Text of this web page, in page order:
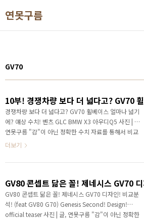
연못구름
GV70
경쟁차량 보다 더 넓다고? GV70 휠베이스 얼마나 넓기
에? 얘상 수치! 벤츠 GLC BMW X3 아우디Q5 사진 | 글,
연못구름 "감"이 아닌 정확한 수치 자료를 통해서 비교
분석 자료를 제시하는 연못구름입니다! 안녕하세요? 정
에 GV70 공식 티저가 공개되면서 "내가 하반기에 주인
해 남은 시간 동안 국내 제조사가 만든 풀체인지 된 신차
가 더 이상 나오지 않기 때문에 시선이 GV70으로 쏠리
는 것은 어찌 보면 당연한 것이겠죠? # 영상으로 보시면
보다 세부적인 소식을 얻을 수 있습니다. 멋진 측면부 디
더보기
GV80 콘셉트 닮은 꼴! 제네시스 GV70 디자인! 비교분
석! (feat GV80 G70) Genesis Second! Design!
official teaser 사진 | 글, 연못구름 "감"이 아닌 정확한